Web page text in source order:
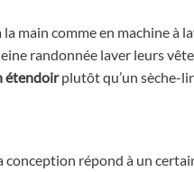
la main comme en machine à
randonnée laver leurs
étendoirplutôt qu’un sèche-
conception répond à un